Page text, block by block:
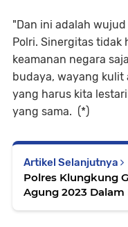
"Dan ini adalah
Polri. Sinergitas tidak
keamanan negara
budaya, wayang kulit
yang harus kita
yang sama. (*)
Artikel Selanjutnya
Polres Klungkung
Agung 2023